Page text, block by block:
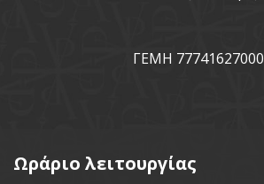
ΓΕΜΗ 77741627000
Ωράριο λειτουργίας